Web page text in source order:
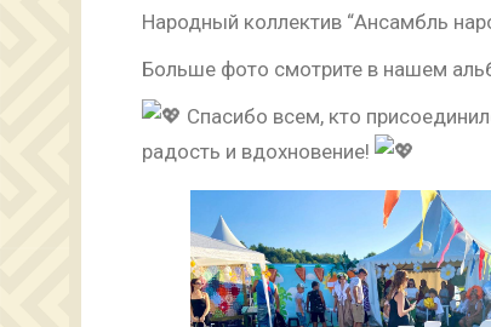
Народный коллектив “Ансамбль
Больше фото смотрите в нашем
Спасибо всем, кто
радость и вдохновение!